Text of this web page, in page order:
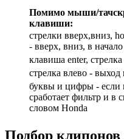
Помимо мыши/
клавиши:
стрелки вверх,вниз,
- вверх, вниз, в
клавиша enter,
cтрелка влево - выход
буквы и цифры - если
сработает фильтр и в
словом Honda
Подбор